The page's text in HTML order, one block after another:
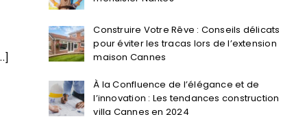
Construire Votre Rêve : Conseils délicats
pour éviter les tracas lors de l’extension
maison Cannes
À la Confluence de l’élégance et de
l’innovation : Les tendances construction
villa Cannes en 2024